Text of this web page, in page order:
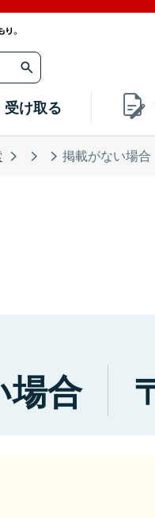
受け取る
掲載がない場合
場合